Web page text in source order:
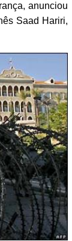
anunciou
Saad Hariri,